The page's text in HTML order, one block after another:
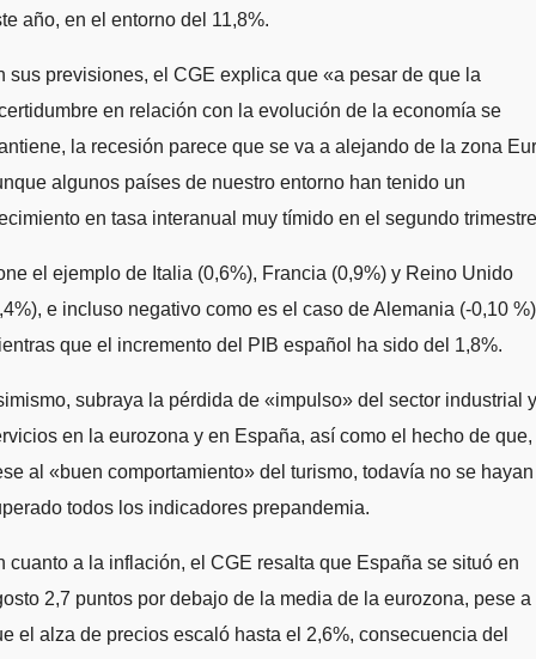
año, en el entorno del 11,8%.
sus previsiones, el CGE explica que «a pesar de que la
en relación con la evolución de la economía se
la recesión parece que se va a alejando de la zona
algunos países de nuestro entorno han tenido un
en tasa interanual muy tímido en el segundo
el ejemplo de Italia (0,6%), Francia (0,9%) y Reino Unido
e incluso negativo como es el caso de Alemania (-0,10
que el incremento del PIB español ha sido del 1,8%.
subraya la pérdida de «impulso» del sector industrial y
en la eurozona y en España, así como el hecho de que,
al «buen comportamiento» del turismo, todavía no se hayan
todos los indicadores prepandemia.
cuanto a la inflación, el CGE resalta que España se situó en
2,7 puntos por debajo de la media de la eurozona, pese a
el alza de precios escaló hasta el 2,6%, consecuencia del